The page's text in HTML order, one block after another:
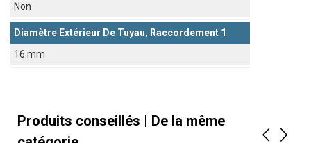
Non
Diamètre Extérieur De Tuyau, Raccordement 1
16 mm
Produits conseillés | De la même